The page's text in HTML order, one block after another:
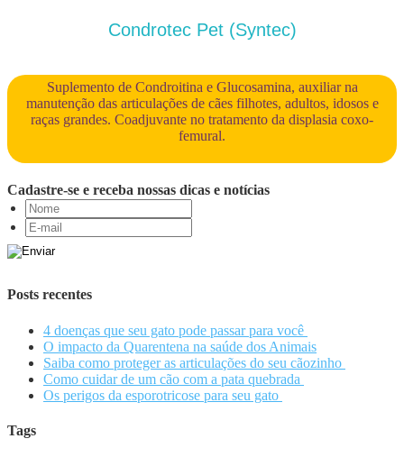
Condrotec Pet (Syntec)
Suplemento de Condroitina e Glucosamina, auxiliar na
manutenção das articulações de cães filhotes, adultos, idosos e
raças grandes. Coadjuvante no tratamento da displasia coxo-
femural.
Cadastre-se e receba nossas dicas e notícias
Posts recentes
4 doenças que seu gato pode passar para você
O impacto da Quarentena na saúde dos Animais
Saiba como proteger as articulações do seu cãozinho
Como cuidar de um cão com a pata quebrada
Os perigos da esporotricose para seu gato
Tags